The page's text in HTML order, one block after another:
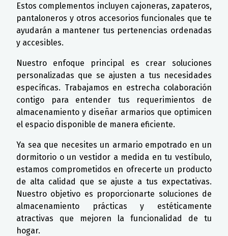
Estos complementos incluyen cajoneras, zapateros,
pantaloneros y otros accesorios funcionales que te
ayudarán a mantener tus pertenencias ordenadas
y accesibles.
Nuestro enfoque principal es crear soluciones
personalizadas que se ajusten a tus necesidades
específicas. Trabajamos en estrecha colaboración
contigo para entender tus requerimientos de
almacenamiento y diseñar armarios que optimicen
el espacio disponible de manera eficiente.
Ya sea que necesites un armario empotrado en un
dormitorio o un vestidor a medida en tu vestíbulo,
estamos comprometidos en ofrecerte un producto
de alta calidad que se ajuste a tus expectativas.
Nuestro objetivo es proporcionarte soluciones de
almacenamiento prácticas y estéticamente
atractivas que mejoren la funcionalidad de tu
hogar.